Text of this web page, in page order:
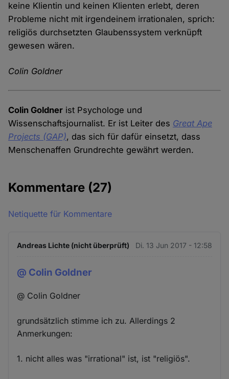
keine Klientin und keinen Klienten erlebt, deren
Probleme nicht mit irgendeinem irrationalen, sprich:
religiös durchsetzten Glaubenssystem verknüpft
gewesen wären.
Colin Goldner
Colin Goldner ist Psychologe und
Wissenschaftsjournalist. Er ist Leiter des Great Ape
Projects (GAP), das sich für dafür einsetzt, dass
Menschenaffen Grundrechte gewährt werden.
Kommentare (27)
Netiquette für Kommentare
Andreas Lichte (nicht überprüft) Di. 13 Jun 2017 - 12:58
@ Colin Goldner
@ Colin Goldner
grundsätzlich stimme ich zu. Allerdings 2
Anmerkungen:
1. nicht alles was "irrational" ist, ist "religiös".